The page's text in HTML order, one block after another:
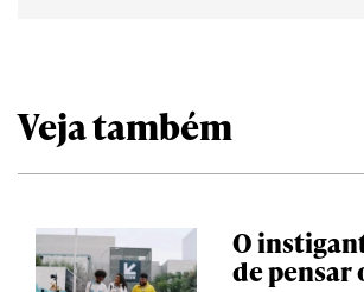
Veja também
O
de